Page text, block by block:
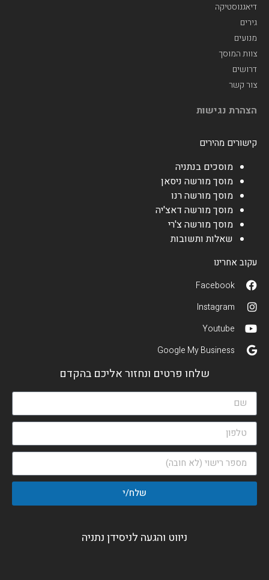
דיאגנוסטיקה
גירים
מנועים
צוות המוסך
דרושים
צור קשר
הצהרת נגישות
קישורים מהירים
מוסכים בנתניה
מוסך מורשה ניסאן
מוסך מורשה רנו
מוסך מורשה דאצ'יה
מוסך מורשה צ'רי
שאלות ותשובות
עקוב אחרינו
Facebook
Instagram
Youtube
Google My Business
שלחו פרטים ונחזור אליכם בהקדם
שלח/י
ניווט והגעה לניסידן נתניה